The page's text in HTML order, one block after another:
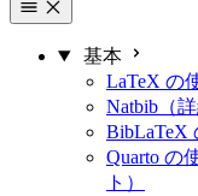
基本
LaTeX の
Natbib（
BibLaTeX
Quarto の
ト）